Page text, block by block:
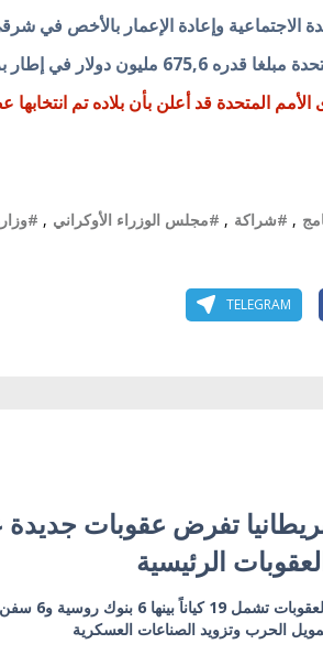
وإعادة الإعمار بالأخص في شرقي
في إطار برنامج الشراكة هذا.
الأمم المتحدة قد أعلن بأن بلاده تم
, #شراكة , #مجلس الوزراء الأوكراني ,
TELEGRAM
تفرض عقوبات جديدة
الرئيسية
الحرب وتزويد الصناعات العسكرية